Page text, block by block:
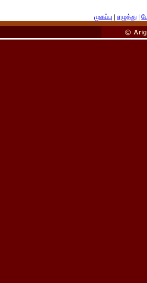
முகப்பு | எழுத்து |